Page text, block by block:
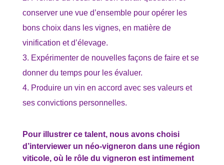
conserver une vue d’ensemble pour opérer les
bons choix dans les vignes, en matière de
vinification et d’élevage.
Expérimenter de nouvelles façons de faire et se
donner du temps pour les évaluer.
Produire un vin en accord avec ses valeurs et
ses convictions personnelles.
Pour illustrer ce talent, nous avons choisi
d’interviewer un néo-vigneron dans une région
viticole, où le rôle du vigneron est intimement